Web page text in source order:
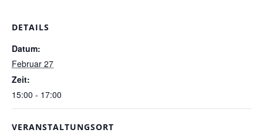
DETAILS
Datum:
Februar 27
Zeit:
15:00 - 17:00
VERANSTALTUNGSORT